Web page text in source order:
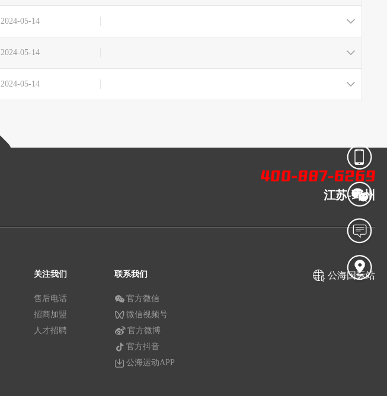
2024-05-14
2024-05-14
2024-05-14
江苏-邳州
关注我们
售后电话
招商加盟
人才招聘
联系我们
官方微信
微信视频号
官方微博
官方抖音
公海运动APP
公海国际站